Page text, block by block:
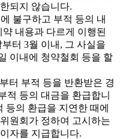
되지 않습니다.
불구하고 부적 등의 내
내용과 다르게 이행된
터 3월 이내, 그 사실을
이내에 청약철회 등을 할
터 부적 등을 반환받은 경
적 등의 대금을 환급합니
등의 환급을 지연한 때에
원회가 정하여 고시하는
자를 지급합니다.